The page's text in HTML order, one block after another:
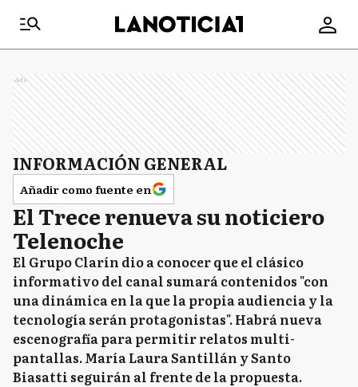
Ads
INFORMACIÓN GENERAL
Añadir como fuente en
El Trece renueva su noticiero
Telenoche
El Grupo Clarín dio a conocer que el clásico
informativo del canal sumará contenidos "con
una dinámica en la que la propia audiencia y la
tecnología serán protagonistas". Habrá nueva
escenografía para permitir relatos multi-
pantallas. María Laura Santillán y Santo
Biasatti seguirán al frente de la propuesta.